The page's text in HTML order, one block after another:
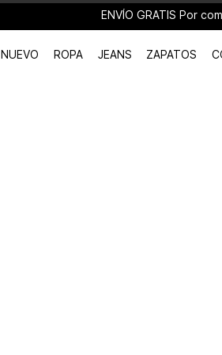
ENVÍO GRATIS Por
NUEVO ROPA JEANS ZAPATOS